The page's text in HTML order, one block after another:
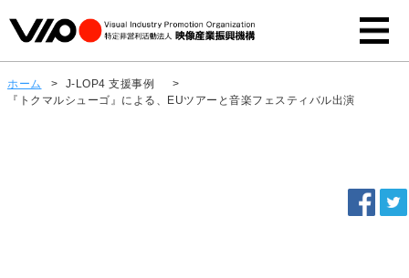
ホーム > J-LOP4 支援事例
>
『トクマルシューゴ』による、EUツアーと音楽フェスティバル出演